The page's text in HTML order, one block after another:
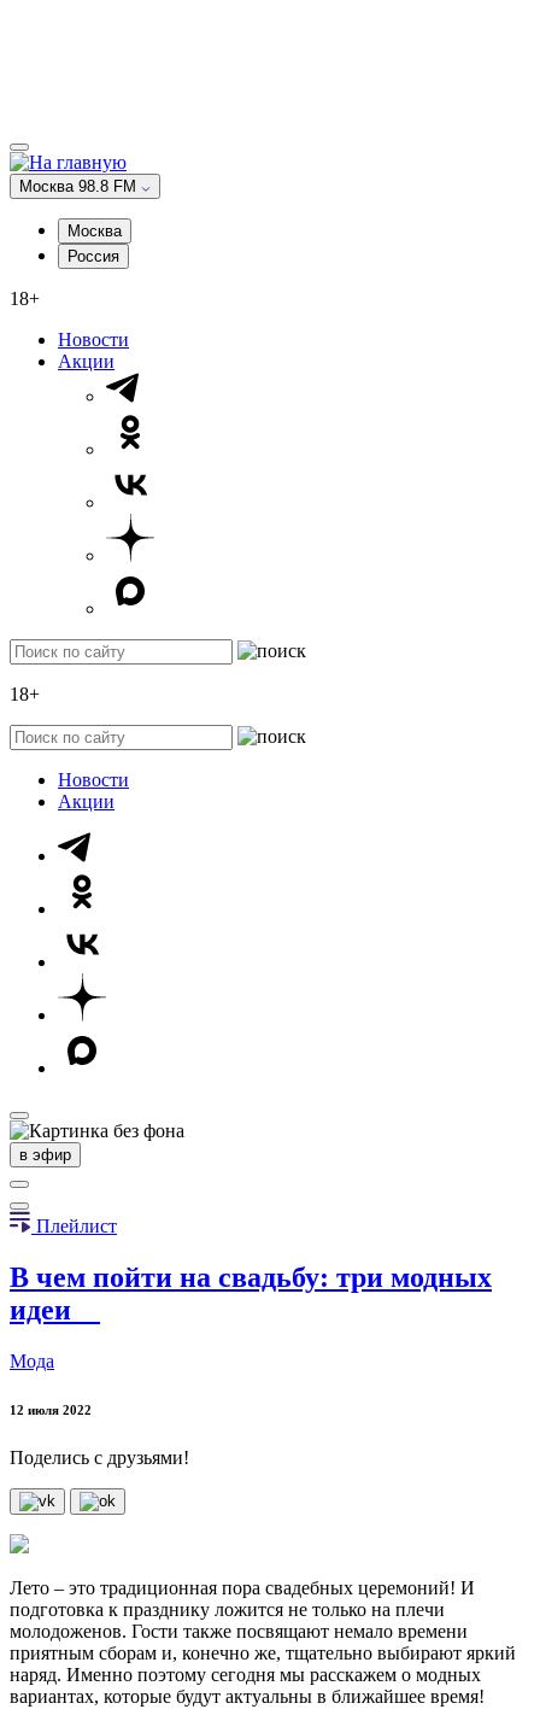
Москва 98.8 FM
Москва
Россия
18+
Новости
Акции
18+
Новости
Акции
в эфир
Плейлист
В чем пойти на свадьбу: три модных
идеи
Мода
12 июля 2022
Поделись с друзьями!
Лето – это традиционная пора свадебных церемоний! И
подготовка к празднику ложится не только на плечи
молодоженов. Гости также посвящают немало времени
приятным сборам и, конечно же, тщательно выбирают яркий
наряд. Именно поэтому сегодня мы расскажем о модных
вариантах, которые будут актуальны в ближайшее время!